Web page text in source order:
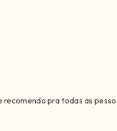
pra todas as